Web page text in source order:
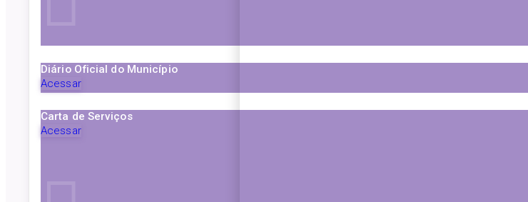
Diário Oficial do Município
Acessar
Carta de Serviços
Acessar